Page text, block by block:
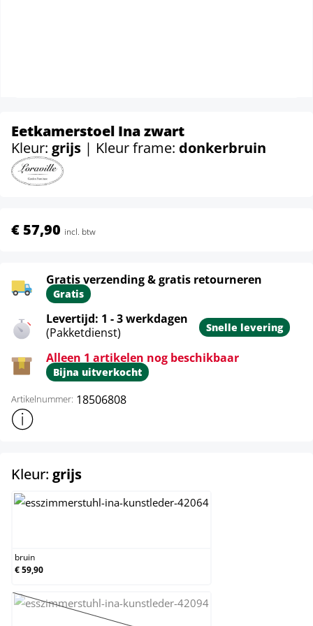
Eetkamerstoel Ina zwart
Kleur: grijs | Kleur frame: donkerbruin
€ 57,90 incl. btw
Gratis verzending & gratis retourneren
Gratis
Levertijd: 1 - 3 werkdagen
(Pakketdienst)
Snelle levering
Alleen 1 artikelen nog beschikbaar
Bijna uitverkocht
Artikelnummer: 18506808
Toon meer productinformatie
Kleur: grijsselect
bruin
€ 59,90